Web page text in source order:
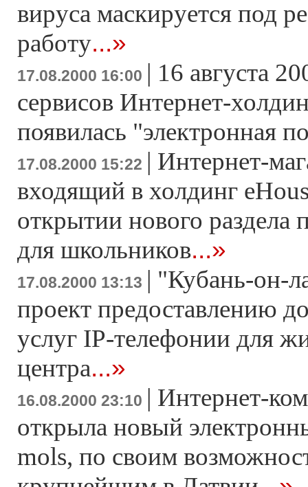
вируса маскируется под
работу...»
17.08.2000 16:00 | 16 августа
сервисов Интернет-
появилась "электронная
17.08.2000 15:22 | Интернет-
входящий в холдинг
открытии нового раздела
для школьников...»
17.08.2000 13:13 | "Кубань-он-
проект предоставлению
услуг IP-телефонии для
центра...»
16.08.2000 23:10 | Интернет-
открыла новый
mols, по своим